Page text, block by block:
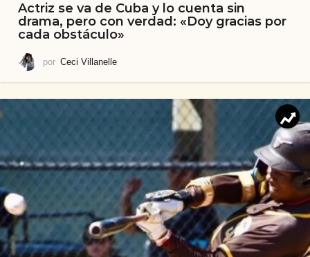
Actriz se va de Cuba y lo cuenta sin
drama, pero con verdad: «Doy gracias por
cada obstáculo»
por Ceci Villanelle